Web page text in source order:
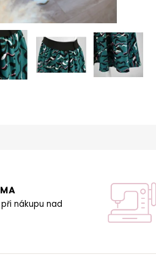
nákupu nad